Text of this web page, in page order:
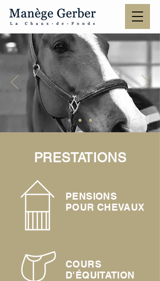
PRESTATIONS
PENSIONS
POUR CHEVAUX
COURS
D'ÉQUITATION